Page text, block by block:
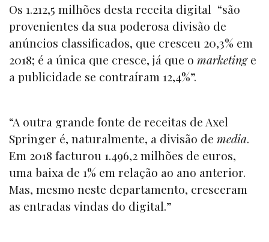
Os 1.212,5 milhões desta receita digital “são
provenientes da sua poderosa divisão de
anúncios classificados, que cresceu 20,3% em
2018; é a única que cresce, já que o marketinge
a publicidade se contraíram 12,4%”.
“A outra grande fonte de receitas de Axel
Springer é, naturalmente, a divisão de media.
Em 2018 facturou 1.496,2 milhões de euros,
uma baixa de 1% em relação ao ano anterior.
Mas, mesmo neste departamento, cresceram
as entradas vindas do digital.”